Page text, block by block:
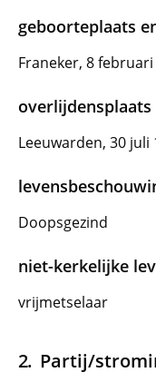
geboorteplaats
Franeker, 8 februari
Leeuwarden, 30 juli
Doopsgezind
niet-kerkelijke
vrijmetselaar
Partij/